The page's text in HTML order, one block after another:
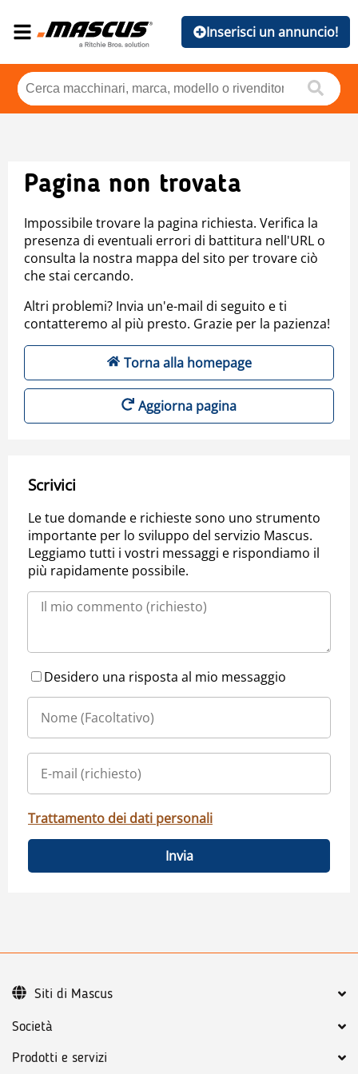
Inserisci un annuncio!
Pagina non trovata
Impossibile trovare la pagina richiesta. Verifica la
presenza di eventuali errori di battitura nell'URL o
consulta la nostra mappa del sito per trovare ciò
che stai cercando.
Altri problemi? Invia un'e-mail di seguito e ti
contatteremo al più presto. Grazie per la pazienza!
Torna alla homepage
Aggiorna pagina
Scrivici
Le tue domande e richieste sono uno strumento
importante per lo sviluppo del servizio Mascus.
Leggiamo tutti i vostri messaggi e rispondiamo il
più rapidamente possibile.
Desidero una risposta al mio messaggio
Trattamento dei dati personali
Invia
Società
Prodotti e servizi
Siti di Mascus